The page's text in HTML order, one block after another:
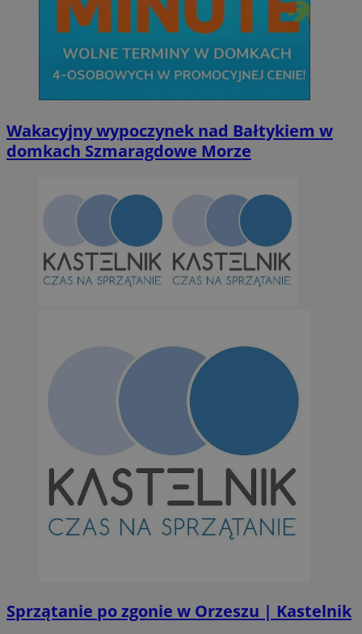
Wakacyjny wypoczynek nad Bałtykiem w
domkach Szmaragdowe Morze
Sprzątanie po zgonie w Orzeszu | Kastelnik